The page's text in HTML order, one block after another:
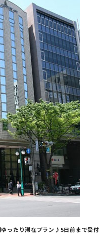
ったり滞在プラン♪5日前まで受付